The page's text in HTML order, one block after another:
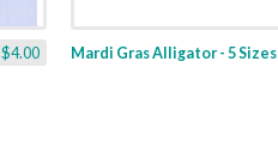
$4.00 Mardi Gras Alligator - 5 Sizes